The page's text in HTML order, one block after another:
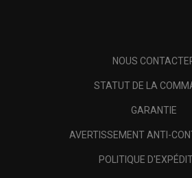
NOUS
STATUT DE LA
GARANTIE
AVERTISSEMENT ANTI-
POLITIQUE